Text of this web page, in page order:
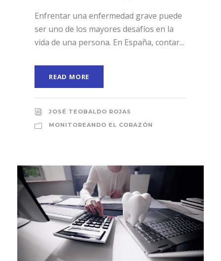
Enfrentar una enfermedad grave puede
ser uno de los mayores desafíos en la
vida de una persona. En España, contar...
READ MORE
JOSÉ TEOBALDO ROJAS
MONITOREANDO EL CORAZÓN